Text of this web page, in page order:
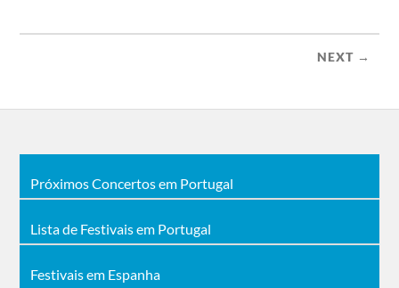
NEXT →
Próximos Concertos em Portugal
Lista de Festivais em Portugal
Festivais em Espanha